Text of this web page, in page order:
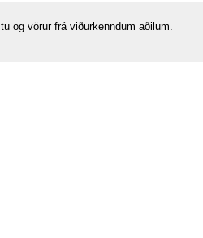
og vörur frá viðurkenndum aðilum.